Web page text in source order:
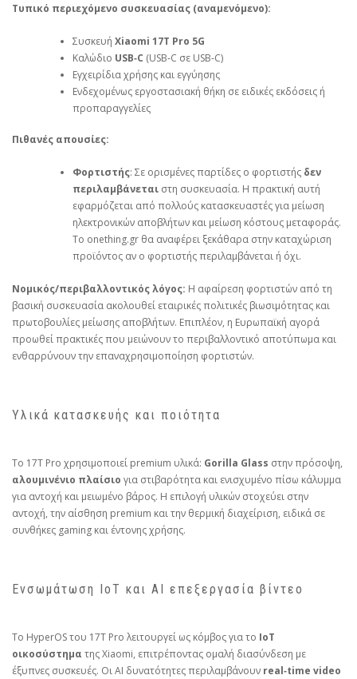
Τυπικό περιεχόμενο συσκευασίας (αναμενόμενο):
Συσκευή Xiaomi 17T Pro 5G
Καλώδιο USB‑C (USB‑C σε USB‑C)
Εγχειρίδια χρήσης και εγγύησης
Ενδεχομένως εργοστασιακή θήκη σε ειδικές εκδόσεις ή
προπαραγγελίες
Πιθανές απουσίες:
Φορτιστής: Σε ορισμένες παρτίδες ο φορτιστής δεν
περιλαμβάνεται στη συσκευασία. Η πρακτική αυτή
εφαρμόζεται από πολλούς κατασκευαστές για μείωση
ηλεκτρονικών αποβλήτων και μείωση κόστους μεταφοράς.
Το onething.gr θα αναφέρει ξεκάθαρα στην καταχώριση
προϊόντος αν ο φορτιστής περιλαμβάνεται ή όχι.
Νομικός/περιβαλλοντικός λόγος: Η αφαίρεση φορτιστών από τη
βασική συσκευασία ακολουθεί εταιρικές πολιτικές βιωσιμότητας και
πρωτοβουλίες μείωσης αποβλήτων. Επιπλέον, η Ευρωπαϊκή αγορά
προωθεί πρακτικές που μειώνουν το περιβαλλοντικό αποτύπωμα και
ενθαρρύνουν την επαναχρησιμοποίηση φορτιστών.
Υλικά κατασκευής και ποιότητα
Το 17T Pro χρησιμοποιεί premium υλικά: Gorilla Glass στην πρόσοψη,
αλουμινένιο πλαίσιο για στιβαρότητα και ενισχυμένο πίσω κάλυμμα
για αντοχή και μειωμένο βάρος. Η επιλογή υλικών στοχεύει στην
αντοχή, την αίσθηση premium και την θερμική διαχείριση, ειδικά σε
συνθήκες gaming και έντονης χρήσης.
Ενσωμάτωση IoT και AI επεξεργασία βίντεο
Το HyperOS του 17T Pro λειτουργεί ως κόμβος για το IoT
οικοσύστημα της Xiaomi, επιτρέποντας ομαλή διασύνδεση με
έξυπνες συσκευές. Οι AI δυνατότητες περιλαμβάνουν real‑time video